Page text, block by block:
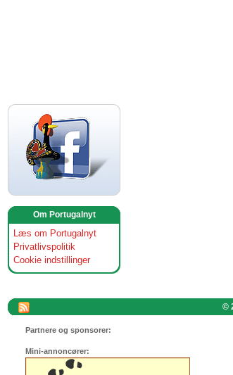
Om Portugalnyt
Læs om Portugalnyt
Privatlivspolitik
Cookie indstillinger
©
Partnere og sponsorer:
Mini-annoncører: